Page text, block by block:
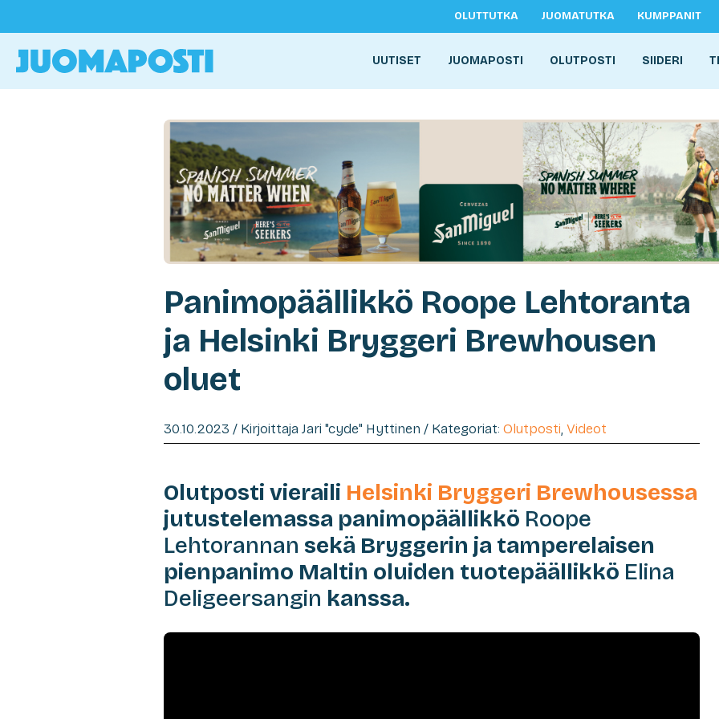
OLUTTUTKA JUOMATUTKA KUMPPANIT
UUTISET JUOMAPOSTI OLUTPOSTI SIIDERI
Panimopäällikkö Roope Lehtoranta
ja Helsinki Bryggeri Brewhousen
oluet
30.10.2023 / Kirjoittaja Jari "cyde" Hyttinen / Kategoriat: Olutposti, Videot
Olutposti vieraili Helsinki Bryggeri Brewhousessa
jutustelemassa panimopäällikkö Roope
Lehtorannan sekä Bryggerin ja tamperelaisen
pienpanimo Maltin oluiden tuotepäällikkö Elina
Deligeersangin kanssa.